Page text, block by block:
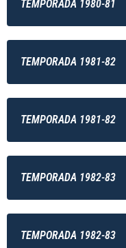
TEMPORADA 1980-81
TEMPORADA 1981-82
TEMPORADA 1981-82
TEMPORADA 1982-83
TEMPORADA 1982-83